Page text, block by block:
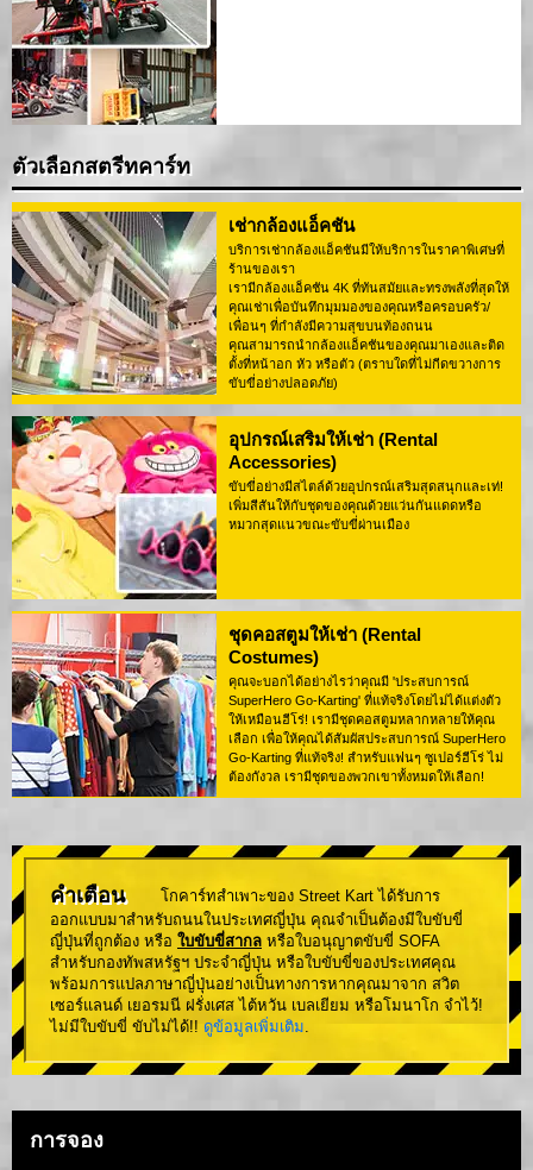
ตัวเลือกสตรีทคาร์ท
เช่ากล้องแอ็คชัน
บริการเช่ากล้องแอ็คชันมีให้บริการในราคาพิเศษที่
ร้านของเรา
เรามีกล้องแอ็คชัน 4K ที่ทันสมัยและทรงพลังที่สุดให้
คุณเช่าเพื่อบันทึกมุมมองของคุณหรือครอบครัว/
เพื่อนๆ ที่กำลังมีความสุขบนท้องถนน
คุณสามารถนำกล้องแอ็คชันของคุณมาเองและติด
ตั้งที่หน้าอก หัว หรือตัว (ตราบใดที่ไม่กีดขวางการ
ขับขี่อย่างปลอดภัย)
อุปกรณ์เสริมให้เช่า (Rental
Accessories)
ขับขี่อย่างมีสไตล์ด้วยอุปกรณ์เสริมสุดสนุกและเท่!
เพิ่มสีสันให้กับชุดของคุณด้วยแว่นกันแดดหรือ
หมวกสุดแนวขณะขับขี่ผ่านเมือง
ชุดคอสตูมให้เช่า (Rental
Costumes)
คุณจะบอกได้อย่างไรว่าคุณมี 'ประสบการณ์
SuperHero Go-Karting' ที่แท้จริงโดยไม่ได้แต่งตัว
ให้เหมือนฮีโร่! เรามีชุดคอสตูมหลากหลายให้คุณ
เลือก เพื่อให้คุณได้สัมผัสประสบการณ์ SuperHero
Go-Karting ที่แท้จริง! สำหรับแฟนๆ ซูเปอร์ฮีโร่ ไม่
ต้องกังวล เรามีชุดของพวกเขาทั้งหมดให้เลือก!
คำเตือน
โกคาร์ทสำเพาะของ Street Kart ได้รับการ
ออกแบบมาสำหรับถนนในประเทศญี่ปุ่น คุณจำเป็นต้องมีใบขับขี่
ญี่ปุ่นที่ถูกต้อง หรือ ใบขับขี่สากล หรือใบอนุญาตขับขี่ SOFA
สำหรับกองทัพสหรัฐฯ ประจำญี่ปุ่น หรือใบขับขี่ของประเทศคุณ
พร้อมการแปลภาษาญี่ปุ่นอย่างเป็นทางการหากคุณมาจาก สวิต
เซอร์แลนด์ เยอรมนี ฝรั่งเศส ไต้หวัน เบลเยียม หรือโมนาโก จำไว้!
ไม่มีใบขับขี่ ขับไม่ได้!! ดูข้อมูลเพิ่มเติม.
การจอง